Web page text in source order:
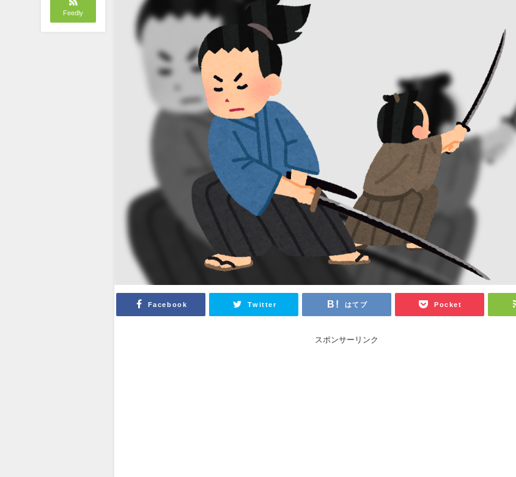
Feedly
Facebook Twitter はてブ Pocket
スポンサーリンク